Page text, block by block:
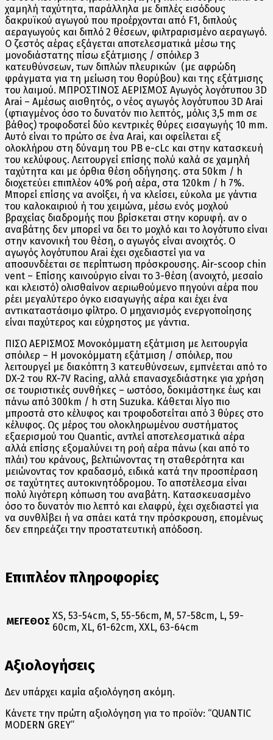
χαμηλή ταχύτητα, παράλληλα με διπλές εισόδους
δακρυϊκού αγωγού που προέρχονται από F1, διπλούς
αεραγωγούς και διπλό 2 θέσεων, φιλτραρισμένο αεραγωγό.
Ο ζεστός αέρας εξάγεται αποτελεσματικά μέσω της
μονοδιάστατης πίσω εξάτμισης / σπόιλερ 3
κατευθύνσεων, των διπλών πλευρικών (με αφρώδη
φράγματα για τη μείωση του θορύβου) και της εξάτμισης
του λαιμού. ΜΠΡΟΣΤΙΝΟΣ ΑΕΡΙΣΜΟΣ Αγωγός λογότυπου 3D
Arai – Αμέσως αισθητός, ο νέος αγωγός λογότυπου 3D Arai
(φτιαγμένος όσο το δυνατόν πιο λεπτός, μόλις 3,5 mm σε
βάθος) τροφοδοτεί δύο κεντρικές θύρες εισαγωγής 10 mm.
Αυτό είναι το πρώτο σε ένα Arai, και οφείλεται εξ
ολοκλήρου στη δύναμη του PB e-cLc και στην κατασκευή
του κελύφους. Λειτουργεί επίσης πολύ καλά σε χαμηλή
ταχύτητα και με όρθια θέση οδήγησης. στα 50km / h
διοχετεύει επιπλέον 40% ροή αέρα, στα 120km / h 7%.
Μπορεί επίσης να ανοίξει, ή να κλείσει, εύκολα με γάντια
του καλοκαιριού ή του χειμώνα, μέσω ενός μοχλού
βραχείας διαδρομής που βρίσκεται στην κορυφή. αν ο
αναβάτης δεν μπορεί να δει το μοχλό και το λογότυπο είναι
στην κανονική του θέση, ο αγωγός είναι ανοιχτός. Ο
αγωγός λογότυπου Arai έχει σχεδιαστεί για να
αποσυνδέεται σε περίπτωση πρόσκρουσης. Air-scoop chin
vent – Επίσης καινούργιο είναι το 3-θέση (ανοιχτό, μεσαίο
και κλειστό) ολισθαίνον αεριωθούμενο πηγούνι αέρα που
ρέει μεγαλύτερο όγκο εισαγωγής αέρα και έχει ένα
αντικαταστάσιμο φίλτρο. Ο μηχανισμός ενεργοποίησης
είναι παχύτερος και εύχρηστος με γάντια.
ΠΙΣΩ ΑΕΡΙΣΜΟΣ Μονοκόμματη εξάτμιση με λειτουργία
σπόιλερ – Η μονοκόμματη εξάτμιση / σπόιλερ, που
λειτουργεί με διακόπτη 3 κατευθύνσεων, εμπνέεται από το
DX-2 του RX-7V Racing, αλλά επανασχεδιάστηκε για χρήση
σε τουριστικές συνθήκες – ωστόσο, δοκιμάστηκε έως και
πάνω από 300km / h στη Suzuka. Κάθεται λίγο πιο
μπροστά στο κέλυφος και τροφοδοτείται από 3 θύρες στο
κέλυφος. Ως μέρος του ολοκληρωμένου συστήματος
εξαερισμού του Quantic, αντλεί αποτελεσματικά αέρα
αλλά επίσης εξομαλύνει τη ροή αέρα πάνω (και από το
πλάι) του κράνους, βελτιώνοντας τη σταθερότητα και
μειώνοντας τον κραδασμό, ειδικά κατά την προσπέραση
σε ταχύτητες αυτοκινητόδρομου. Το αποτέλεσμα είναι
πολύ λιγότερη κόπωση του αναβάτη. Κατασκευασμένο
όσο το δυνατόν πιο λεπτό και ελαφρύ, έχει σχεδιαστεί για
να συνθλίβει ή να σπάει κατά την πρόσκρουση, επομένως
δεν επηρεάζει την προστατευτική απόδοση.
Επιπλέον πληροφορίες
ΜΕΓΕΘΟΣ XS, 53-54cm, S, 55-56cm, M, 57-58cm, L, 59-
60cm, XL, 61-62cm, XXL, 63-64cm
Αξιολογήσεις
Δεν υπάρχει καμία αξιολόγηση ακόμη.
Κάνετε την πρώτη αξιολόγηση για το προϊόν: “QUANTIC
MODERN GREY”